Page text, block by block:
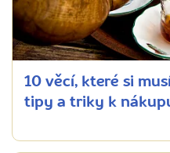
10 věcí, které si
tipy a triky k